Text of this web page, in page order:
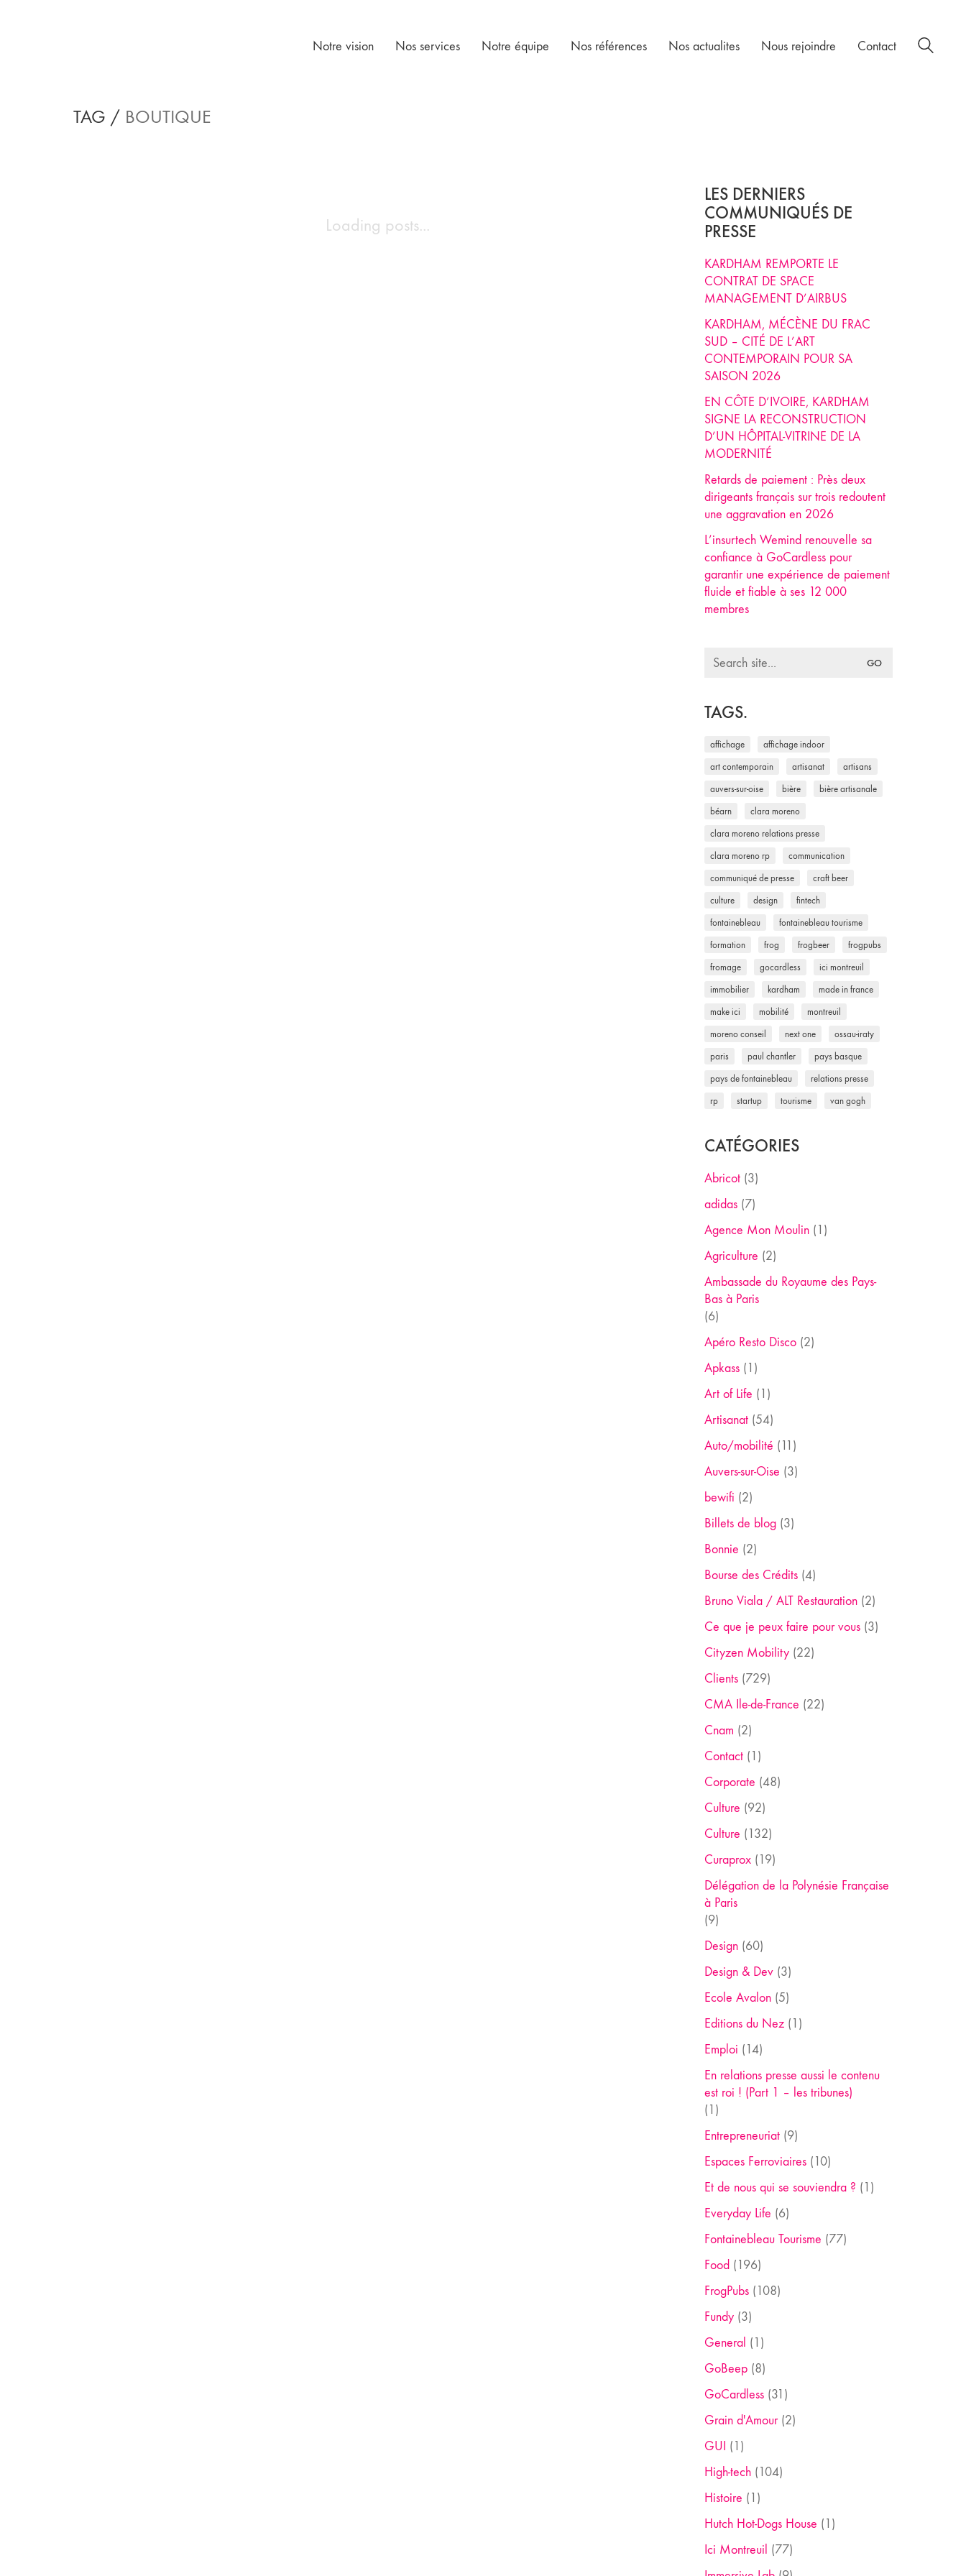
Notre vision Nos services Notre équipe Nos références Nos actualites Nous rejoindre Contact
TAG / BOUTIQUE
Loading posts...
LES DERNIERS
COMMUNIQUÉS DE
PRESSE
KARDHAM REMPORTE LE
CONTRAT DE SPACE
MANAGEMENT D’AIRBUS
KARDHAM, MÉCÈNE DU FRAC
SUD – CITÉ DE L’ART
CONTEMPORAIN POUR SA
SAISON 2026
EN CÔTE D’IVOIRE, KARDHAM
SIGNE LA RECONSTRUCTION
D’UN HÔPITAL-VITRINE DE LA
MODERNITÉ
Retards de paiement : Près deux
dirigeants français sur trois redoutent
une aggravation en 2026
L’insurtech Wemind renouvelle sa
confiance à GoCardless pour
garantir une expérience de paiement
fluide et fiable à ses 12 000
membres
Search
TAGS.
affichage affichage indoor
art contemporain artisanat artisans
auvers-sur-oise bière bière artisanale
béarn clara moreno
clara moreno relations presse
clara moreno rp communication
communiqué de presse craft beer
culture design fintech
fontainebleau fontainebleau tourisme
formation frog frogbeer frogpubs
fromage gocardless ici montreuil
immobilier kardham made in france
make ici mobilité montreuil
moreno conseil next one ossau-iraty
paris paul chantler pays basque
pays de fontainebleau relations presse
rp startup tourisme van gogh
CATÉGORIES
Abricot(3)
adidas(7)
Agence Mon Moulin(1)
Agriculture (2)
Ambassade du Royaume des Pays-
Bas à Paris
(6)
Apéro Resto Disco(2)
Apkass(1)
Art of Life (1)
Artisanat(54)
Auto/mobilité (11)
Auvers-sur-Oise (3)
bewifi (2)
Billets de blog(3)
Bonnie (2)
Bourse des Crédits(4)
Bruno Viala / ALT Restauration(2)
Ce que je peux faire pour vous(3)
Cityzen Mobility(22)
Clients(729)
CMA Ile-de-France (22)
Cnam (2)
Contact(1)
Corporate (48)
Culture (92)
Culture (132)
Curaprox(19)
Délégation de la Polynésie Française
à Paris
(9)
Design(60)
Design & Dev(3)
Ecole Avalon(5)
Editions du Nez(1)
Emploi (14)
En relations presse aussi le contenu
est roi ! (Part 1 – les tribunes)
(1)
Entrepreneuriat(9)
Espaces Ferroviaires(10)
Et de nous qui se souviendra ? (1)
Everyday Life (6)
Fontainebleau Tourisme (77)
Food (196)
FrogPubs(108)
Fundy(3)
General (1)
GoBeep(8)
GoCardless(31)
Grain d'Amour(2)
GUI (1)
High-tech(104)
Histoire (1)
Hutch Hot-Dogs House (1)
Ici Montreuil (77)